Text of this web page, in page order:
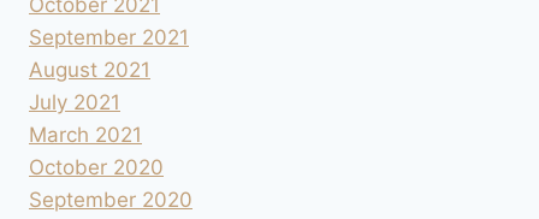
October 2021
September 2021
August 2021
July 2021
March 2021
October 2020
September 2020